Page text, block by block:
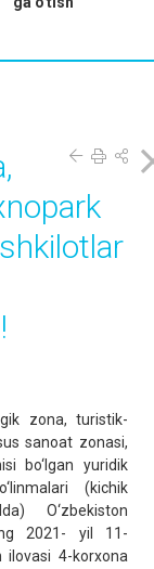
zona, turistik-
sanoat zonasi,
bo‘lgan yuridik
(kichik
O‘zbekiston
2021- yil 11-
4-korxona